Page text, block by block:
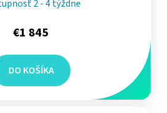
2 - 4 týždne
€1 845
DO KOŠÍKA